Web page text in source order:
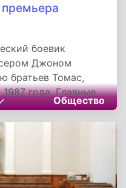
боевик
Джоном
братьев Томас,
года. Главные
Арнольд
Эльпидия
Съемки фильма
Мексики,
Вальярта.
Общество